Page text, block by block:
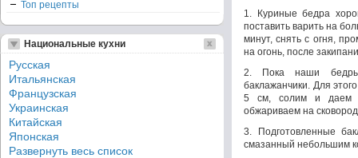
1. Куриные бедра
поставить варить на
минут, снять с огня,
на огонь, после
2. Пока наши
баклажанчики. Для
5 см, солим и даем
обжариваем на
3. Подготовленные
смазанный небольшим
Топ рецепты
Национальные кухни
Русская
Итальянская
Французская
Украинская
Китайская
Японская
Развернуть весь список